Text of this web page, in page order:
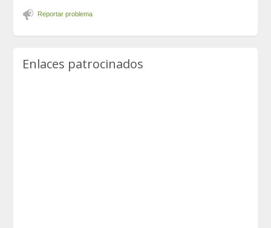
Reportar problema
Enlaces patrocinados